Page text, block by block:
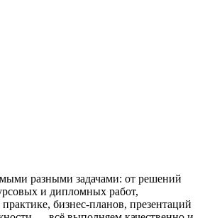
разными задачами: от решений
и дипломных работ,
бизнес-планов, презентаций